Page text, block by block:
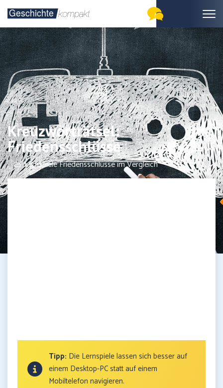
Kreuzworträtsel:
Friedensschlüsse
Lernspiele Friedensschlüsse im Vergleich
Tipp: Die Lernspiele lassen sich besser auf
einem Desktop-PC statt auf einem
Mobiltelefon navigieren.